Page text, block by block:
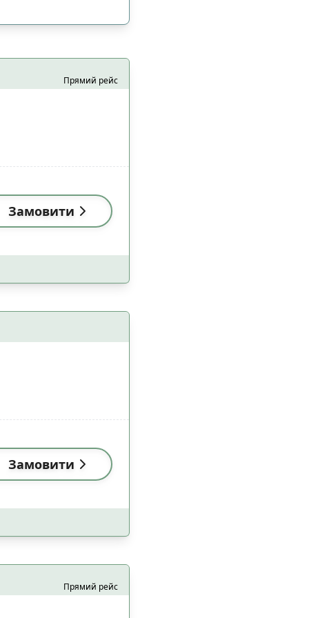
(18:00-22:59)
(18:00-22:59) 4
з домашніми
2
2
10
Прямий рейс
Замовити
Замовити
Прямий рейс